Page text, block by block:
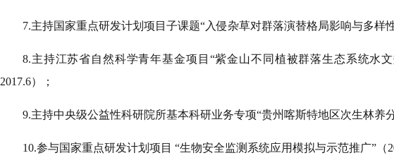
7.主持国家重点研发计划项目子课题“入侵杂草对群落演替格局影响与多样性
8.主持江苏省自然科学青年基金项目“紫金山不同植被群落生态系统水
2017.6）；
9.主持中央级公益性科研院所基本科研业务专项“贵州喀斯特地区次生林养
10.参与国家重点研发计划项目 “生物安全监测系统应用模拟与示范推广”（